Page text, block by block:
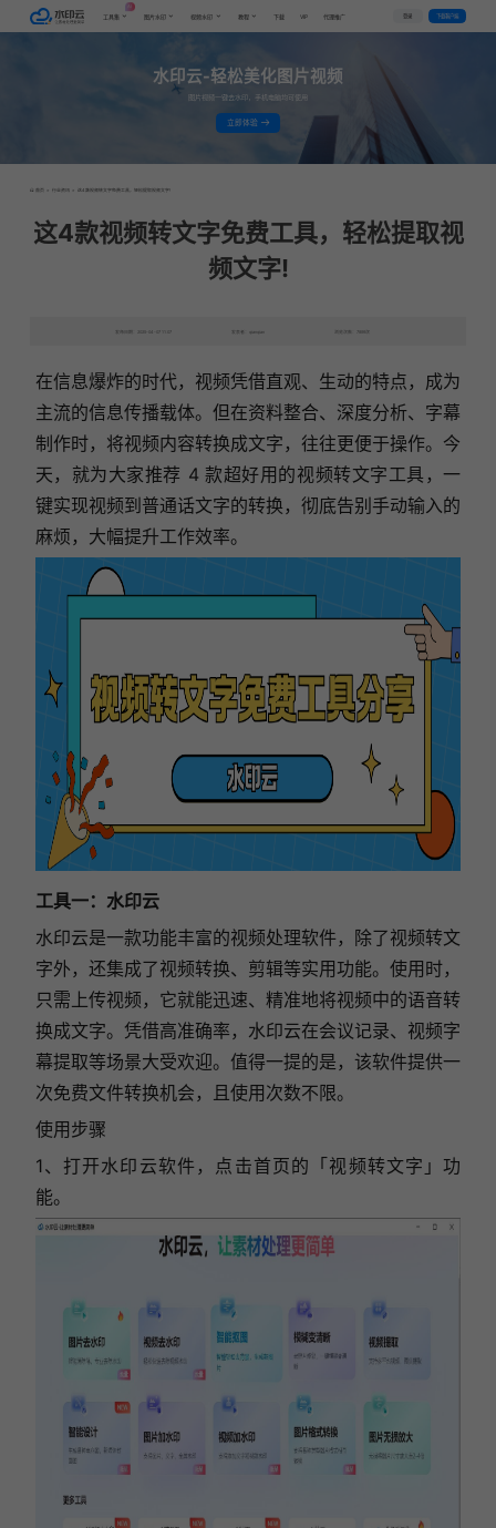
工具集 图片水印 视频水印 教程 下载 VIP 代理推广 登录 下载客户端
水印云-轻松美化图片视频
图片视频一键去水印，手机电脑均可使用
立即体验
首页 > 行业资讯 > 这4款视频转文字免费工具，轻松提取视频文字!
这4款视频转文字免费工具，轻松提取视
频文字!
发布日期：2025-04-07 11:07 发表者：qianqian 浏览次数：7899次
在信息爆炸的时代，视频凭借直观、生动的特点，成为
主流的信息传播载体。但在资料整合、深度分析、字幕
制作时，将视频内容转换成文字，往往更便于操作。今
天，就为大家推荐 4 款超好用的视频转文字工具，一
键实现视频到普通话文字的转换，彻底告别手动输入的
麻烦，大幅提升工作效率。
工具一：水印云
水印云是一款功能丰富的视频处理软件，除了视频转文
字外，还集成了视频转换、剪辑等实用功能。使用时，
只需上传视频，它就能迅速、精准地将视频中的语音转
换成文字。凭借高准确率，水印云在会议记录、视频字
幕提取等场景大受欢迎。值得一提的是，该软件提供一
次免费文件转换机会，且使用次数不限。
使用步骤
1、 打开水印云软件，点击首页的「视频转文字」功
能。